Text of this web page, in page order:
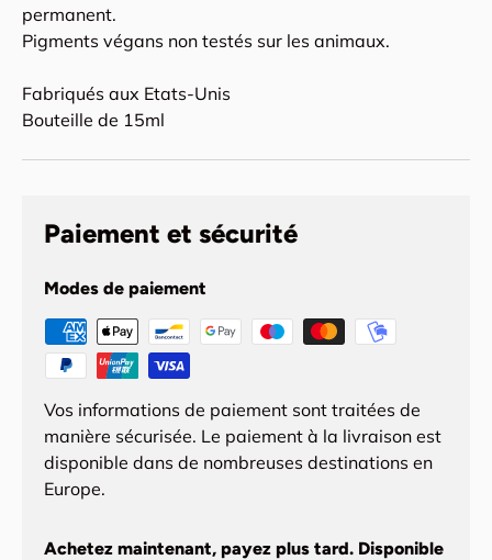
permanent.
Pigments végans non testés sur les animaux.
Fabriqués aux Etats-Unis
Bouteille de 15ml
Paiement et sécurité
Modes de paiement
Vos informations de paiement sont traitées de
manière sécurisée. Le paiement à la livraison est
disponible dans de nombreuses destinations en
Europe.
Achetez maintenant, payez plus tard. Disponible